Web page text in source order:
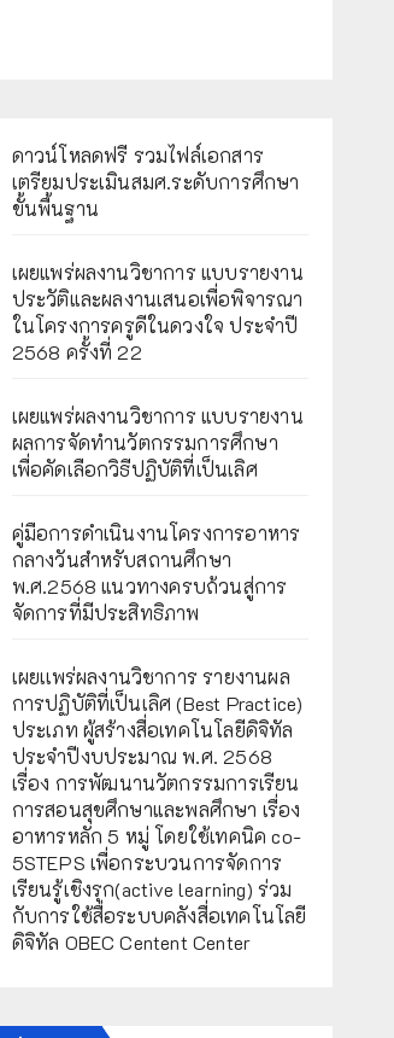
ดาวน์โหลดฟรี รวมไฟล์เอกสาร
เตรียมประเมินสมศ.ระดับการศึกษา
ขั้นพื้นฐาน
เผยแพร่ผลงานวิชาการ แบบรายงาน
ประวัติและผลงานเสนอเพื่อพิจารณา
ในโครงการครูดีในดวงใจ ประจำปี
2568 ครั้งที่ 22
เผยแพร่ผลงานวิชาการ แบบรายงาน
ผลการจัดทำนวัตกรรมการศึกษา
เพื่อคัดเลือกวิธีปฏิบัติที่เป็นเลิศ
คู่มือการดำเนินงานโครงการอาหาร
กลางวันสำหรับสถานศึกษา
พ.ศ.2568 แนวทางครบถ้วนสู่การ
จัดการที่มีประสิทธิภาพ
เผยเเพร่ผลงานวิชาการ รายงานผล
การปฏิบัติที่เป็นเลิศ (Best Practice)
ประเภท ผู้สร้างสื่อเทคโนโลยีดิจิทัล
ประจำปีงบประมาณ พ.ศ. 2568
เรื่อง การพัฒนานวัตกรรมการเรียน
การสอนสุขศึกษาและพลศึกษา เรื่อง
อาหารหลัก 5 หมู่ โดยใช้เทคนิค co-
5STEPS เพื่อกระบวนการจัดการ
เรียนรู้เชิงรุก(active learning) ร่วม
กับการใช้สื่อระบบคลังสื่อเทคโนโลยี
ดิจิทัล OBEC Centent Center